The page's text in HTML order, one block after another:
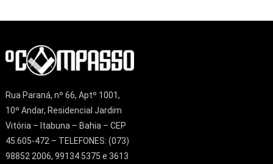
Rua Paraná, nº 66, Aptº 1001,
10º Andar, Residencial Jardim
Vitória – Itabuna – Bahia – CEP
45.605-472 – TELEFONES: (073)
98852 2006, 99134 5375 e 3613